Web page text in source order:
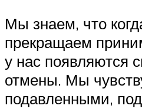
Мы знаем, что
прекращаем
у нас появляются
отмены. Мы
подавленными,